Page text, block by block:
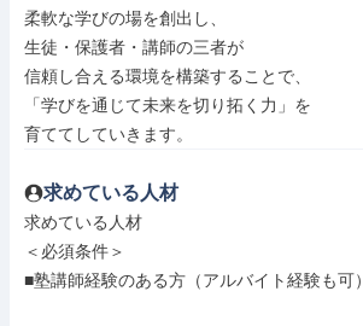
柔軟な学びの場を創出し、
生徒・保護者・講師の三者が
信頼し合える環境を構築することで、
「学びを通じて未来を切り拓く力」を
育ててしていきます。
求めている人材
求めている人材
＜必須条件＞
■塾講師経験のある方（アルバイト経験も可）